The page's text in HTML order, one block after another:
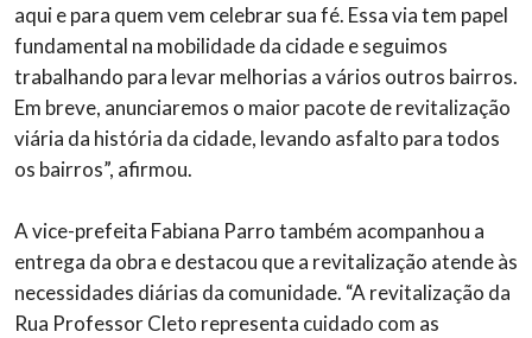
aqui e para quem vem celebrar sua fé. Essa via tem papel
fundamental na mobilidade da cidade e seguimos
trabalhando para levar melhorias a vários outros bairros.
Em breve, anunciaremos o maior pacote de revitalização
viária da história da cidade, levando asfalto para todos
os bairros”, afirmou.
A vice-prefeita Fabiana Parro também acompanhou a
entrega da obra e destacou que a revitalização atende às
necessidades diárias da comunidade. “A revitalização da
Rua Professor Cleto representa cuidado com as